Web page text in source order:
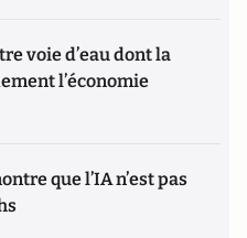
voie d’eau dont la
l’économie
que l’IA n’est pas